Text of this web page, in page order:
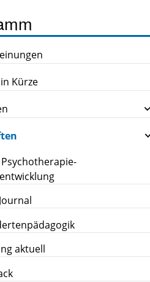
Kürze
aktuell